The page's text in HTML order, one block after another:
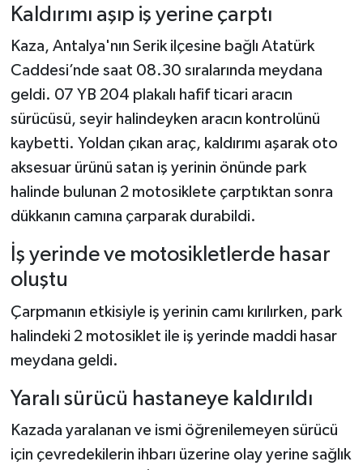
Kaldırımı aşıp iş yerine çarptı
Kaza, Antalya'nın Serik ilçesine bağlı Atatürk
Caddesi’nde saat 08.30 sıralarında meydana
geldi. 07 YB 204 plakalı hafif ticari aracın
sürücüsü, seyir halindeyken aracın kontrolünü
kaybetti. Yoldan çıkan araç, kaldırımı aşarak oto
aksesuar ürünü satan iş yerinin önünde park
halinde bulunan 2 motosiklete çarptıktan sonra
dükkanın camına çarparak durabildi.
İş yerinde ve motosikletlerde hasar
oluştu
Çarpmanın etkisiyle iş yerinin camı kırılırken, park
halindeki 2 motosiklet ile iş yerinde maddi hasar
meydana geldi.
Yaralı sürücü hastaneye kaldırıldı
Kazada yaralanan ve ismi öğrenilemeyen sürücü
için çevredekilerin ihbarı üzerine olay yerine sağlık